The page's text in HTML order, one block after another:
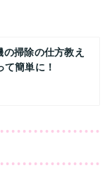
掃除の仕方教え
て簡単に！